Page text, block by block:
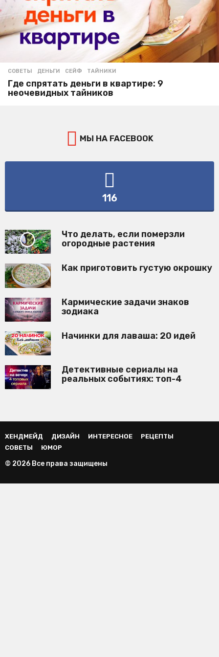
СОВЕТЫ ДЕНЬГИ ,СЕЙФ ,ТАЙНИКИ
Где спрятать деньги в квартире: 9
неочевидных тайников
МЫ НА FACEBOOK
116
Что делать, если померзли
огородные растения
Как приготовить густую окрошку
Кармические задачи знаков
зодиака
Начинки для лаваша: 20 идей
Детективные сериалы на
реальных событиях: топ-4
ХЕНДМЕЙД ДИЗАЙН ИНТЕРЕСНОЕ
РЕЦЕПТЫ
СОВЕТЫ
ЮМОР
© 2026 Все права защищены